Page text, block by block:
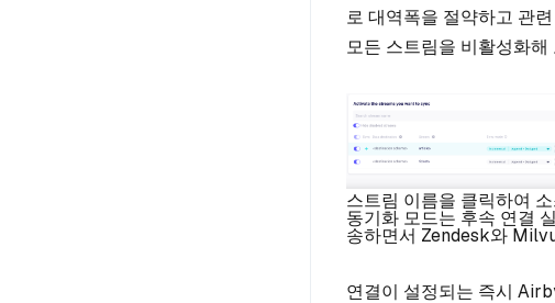
로 대역폭을 절약하고 관
모든 스트림을 비활성화해
스트림 이름을 클릭하여
동기화 모드는 후속 연결
송하면서 Zendesk와
연결이 설정되는 즉시